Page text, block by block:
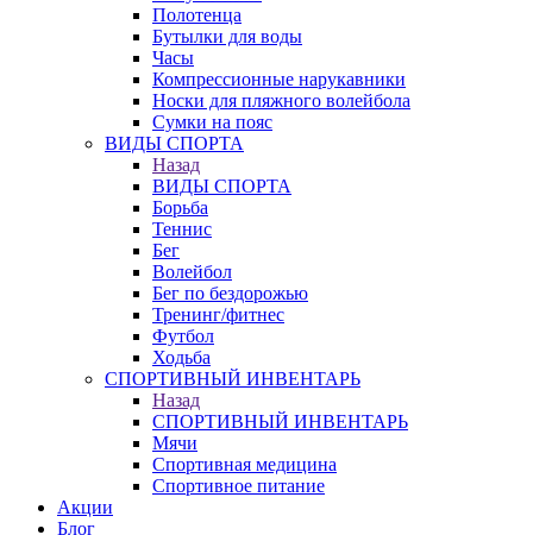
Полотенца
Бутылки для воды
Часы
Компрессионные нарукавники
Носки для пляжного волейбола
Сумки на пояс
ВИДЫ СПОРТА
Назад
ВИДЫ СПОРТА
Борьба
Теннис
Бег
Волейбол
Бег по бездорожью
Тренинг/фитнес
Футбол
Ходьба
СПОРТИВНЫЙ ИНВЕНТАРЬ
Назад
СПОРТИВНЫЙ ИНВЕНТАРЬ
Мячи
Спортивная медицина
Спортивное питание
Акции
Блог